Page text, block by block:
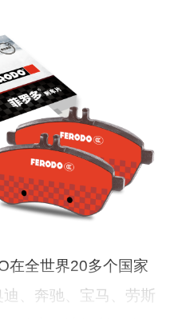
在全世界20多个国家
、奔驰、宝马、劳斯